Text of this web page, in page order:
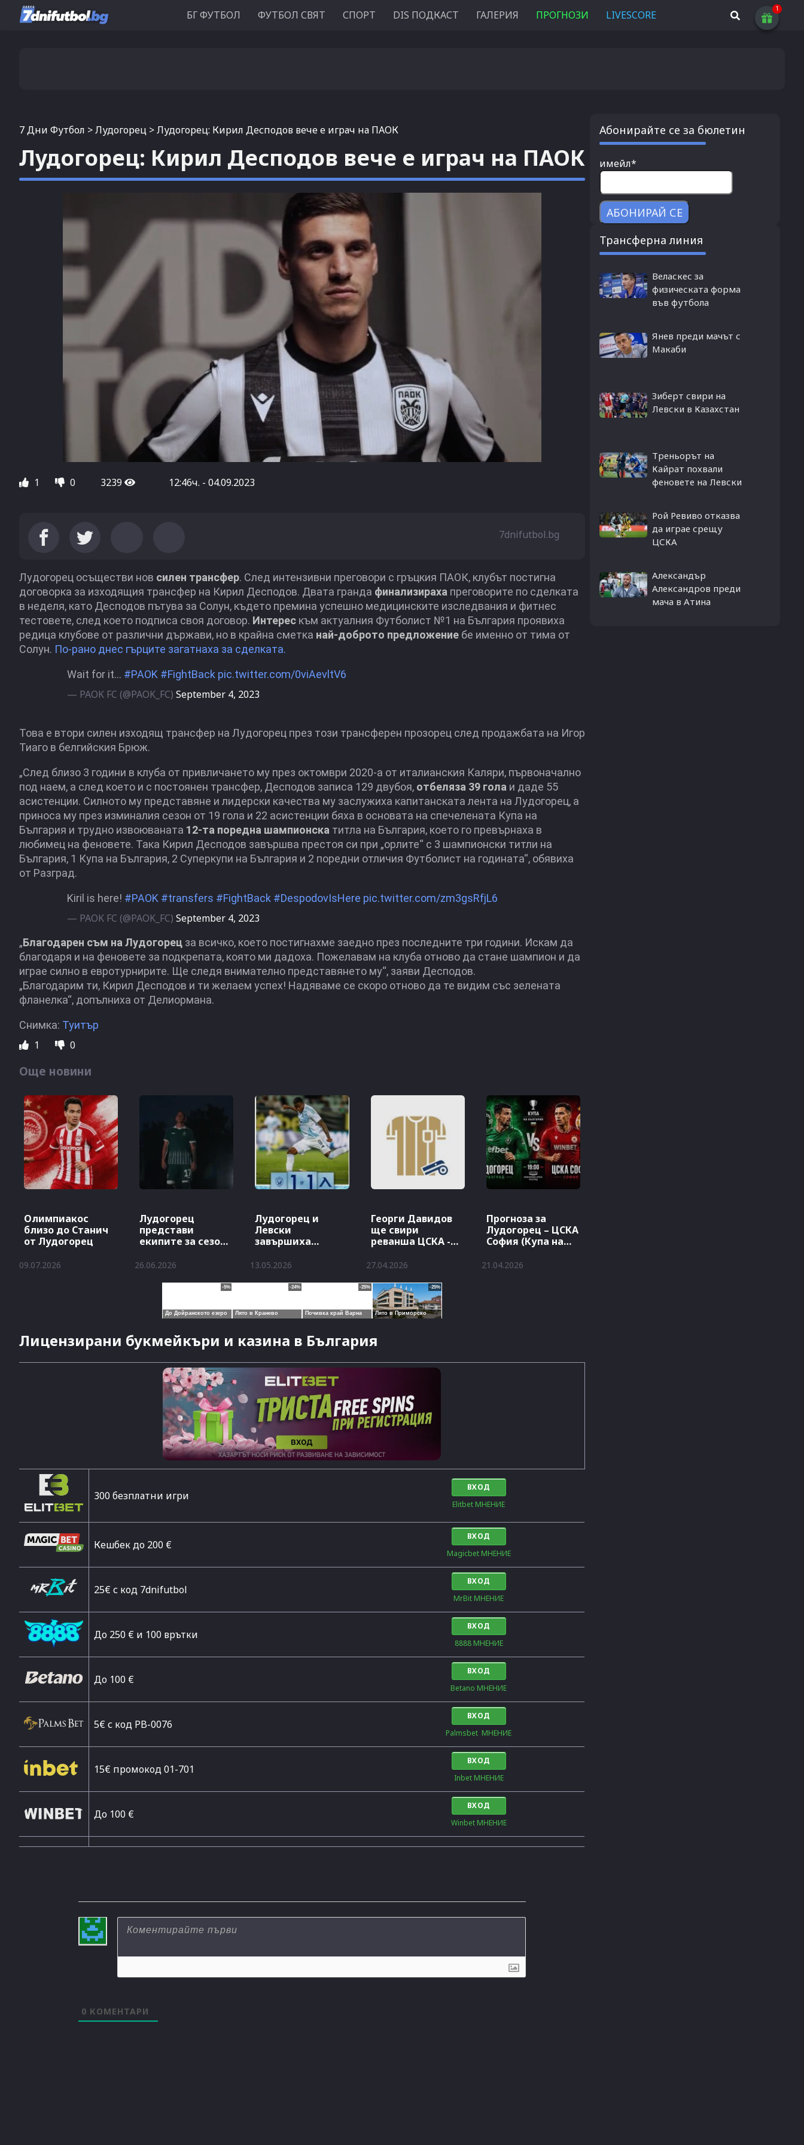
БГ ФУТБОЛ ФУТБОЛ СВЯТ СПОРТ DIS ПОДКАСТ ГАЛЕРИЯ ПРОГНОЗИ LIVESCORE
7 Дни Футбол >Лудогорец >Лудогорец: Кирил Десподов вече е играч на ПАОК
Лудогорец: Кирил Десподов вече е играч на ПАОК
1 0 3239 12:46ч. - 04.09.2023
7dnifutbol.bg
Лудогорец осъществи нов силен трансфер. След интензивни преговори с гръцкия ПАОК, клубът постигна
договорка за изходящия трансфер на Кирил Десподов. Двата гранда финализираха преговорите по сделката
в неделя, като Десподов пътува за Солун, където премина успешно медицинските изследвания и фитнес
тестовете, след което подписа своя договор. Интерес към актуалния Футболист №1 на България проявиха
редица клубове от различни държави, но в крайна сметка най-доброто предложение бе именно от тима от
Солун. По-рано днес гърците загатнаха за сделката.
Wait for it… #PAOK #FightBack pic.twitter.com/0viAevltV6
— PAOK FC (@PAOK_FC) September 4, 2023
Това е втори силен изходящ трансфер на Лудогорец през този трансферен прозорец след продажбата на Игор
Тиаго в белгийския Брюж.
„След близо 3 години в клуба от привличането му през октомври 2020-а от италианския Каляри, първоначално
под наем, а след което и с постоянен трансфер, Десподов записа 129 двубоя, отбеляза 39 гола и даде 55
асистенции. Силното му представяне и лидерски качества му заслужиха капитанската лента на Лудогорец, а
приноса му през изминалия сезон от 19 гола и 22 асистенции бяха в основата на спечелената Купа на
България и трудно извоюваната 12-та поредна шампионска титла на България, което го превърнаха в
любимец на феновете. Така Кирил Десподов завършва престоя си при „орлите“ с 3 шампионски титли на
България, 1 Купа на България, 2 Суперкупи на България и 2 поредни отличия Футболист на годината“, обявиха
от Разград.
Kiril is here! #PAOK #transfers #FightBack #DespodovIsHere pic.twitter.com/zm3gsRfjL6
— PAOK FC (@PAOK_FC) September 4, 2023
„Благодарен съм на Лудогорец за всичко, което постигнахме заедно през последните три години. Искам да
благодаря и на феновете за подкрепата, която ми дадоха. Пожелавам на клуба отново да стане шампион и да
играе силно в евротурнирите. Ще следя внимателно представянето му“, заяви Десподов.
„Благодарим ти, Кирил Десподов и ти желаем успех! Надяваме се скоро отново да те видим със зелената
фланелка“, допълниха от Делиормана.
Снимка: Туитър
1 0
Още новини
Олимпиакос
близо до Станич
от Лудогорец
09.07.2026
Лудогорец
представи
екипите за сезон
26.06.2026
Лудогорец и
Левски
завършиха
13.05.2026
Георги Давидов
ще свири
реванша ЦСКА -
27.04.2026
Прогноза за
Лудогорец – ЦСКА
София (Купа на
21.04.2026
Лицензирани букмейкъри и казина в България
300 безплатни игри
ВХОД
Elitbet МНЕНИЕ
Кешбек до 200 €
ВХОД
Magicbet МНЕНИЕ
25€ с код 7dnifutbol
ВХОД
MrBit МНЕНИЕ
До 250 € и 100 врътки
ВХОД
8888 МНЕНИЕ
Дo 100 €
ВХОД
Betano МНЕНИЕ
5€ с код PB-0076
ВХОД
Palmsbet  МНЕНИЕ
15€ промокод 01-701
ВХОД
Inbet МНЕНИЕ
До 100 €
ВХОД
Winbet МНЕНИЕ
0 КОМЕНТАРИ
Абонирайте се за бюлетин
имейл*
Трансферна линия
Веласкес за
физическата форма
във футбола
Янев преди мачът с
Макаби
Зиберт свири на
Левски в Казахстан
Треньорът на
Кайрат похвали
феновете на Левски
Рой Ревиво отказва
да играе срещу
ЦСКА
Александър
Александров преди
мача в Атина